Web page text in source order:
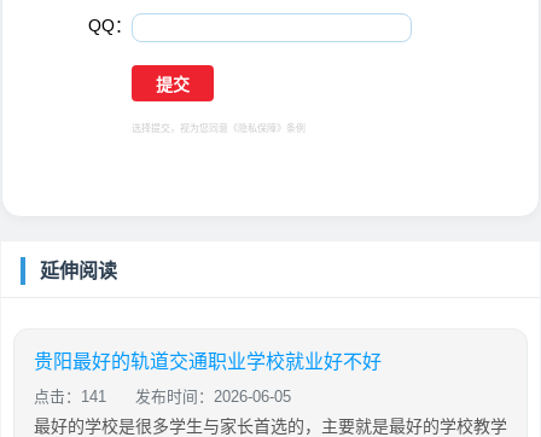
QQ：
选择提交，视为您同意 《隐私保障》 条例
延伸阅读
贵阳最好的轨道交通职业学校就业好不好
点击：141 发布时间：2026-06-05
最好的学校是很多学生与家长首选的，主要就是最好的学校教学